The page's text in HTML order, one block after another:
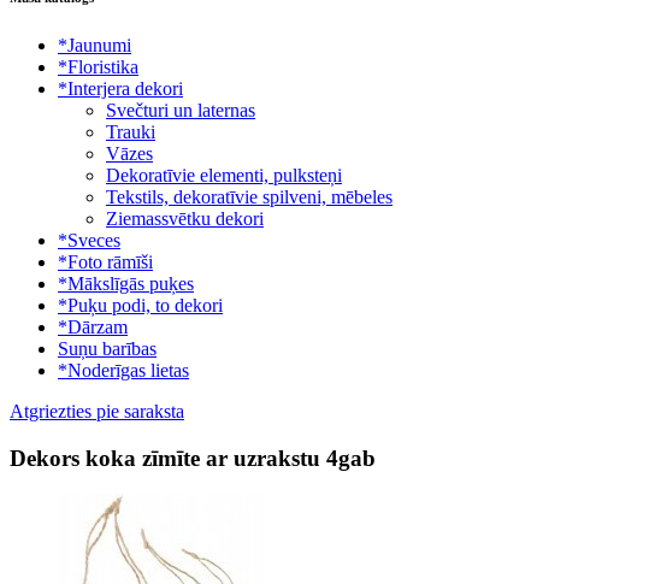
*Jaunumi
*Floristika
*Interjera dekori
Svečturi un laternas
Trauki
Vāzes
Dekoratīvie elementi, pulksteņi
Tekstils, dekoratīvie spilveni, mēbeles
Ziemassvētku dekori
*Sveces
*Foto rāmīši
*Mākslīgās puķes
*Puķu podi, to dekori
*Dārzam
Suņu barības
*Noderīgas lietas
Atgriezties pie saraksta
Dekors koka zīmīte ar uzrakstu 4gab